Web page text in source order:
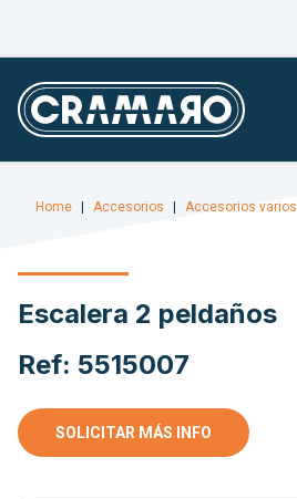
Home Accesorios Accesorios varios
Escalera 2 peldaños
Ref: 5515007
SOLICITAR MÁS INFO